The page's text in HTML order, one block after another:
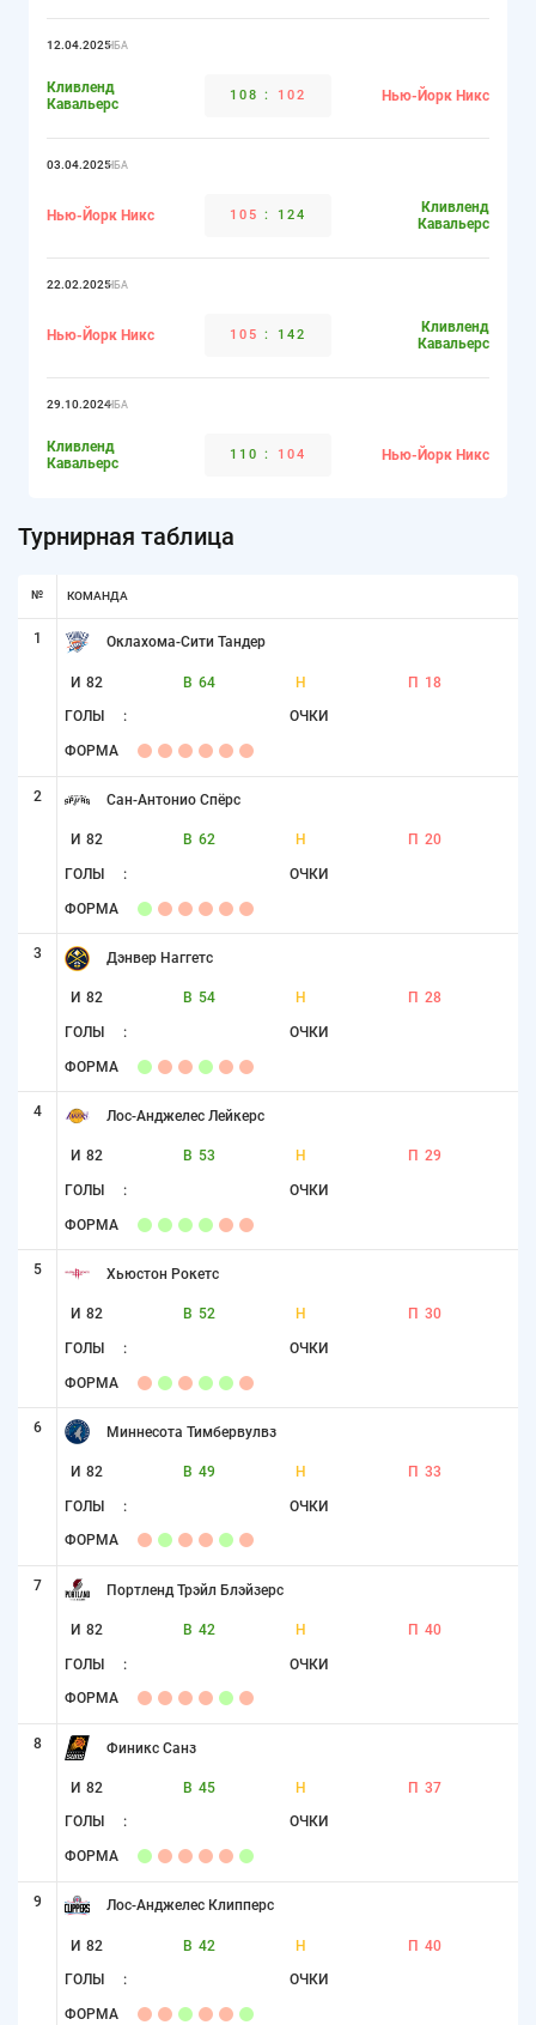
12.04.2025НБА
Кливленд
Кавальерс
108 : 102 Нью-Йорк Никс
03.04.2025НБА
Нью-Йорк Никс 105 : 124
Кливленд
Кавальерс
22.02.2025НБА
Нью-Йорк Никс 105 : 142
Кливленд
Кавальерс
29.10.2024НБА
Кливленд
Кавальерс
110 : 104 Нью-Йорк Никс
Турнирная таблица
№ КОМАНДА
1 Оклахома-Сити Тандер
И 82 В 64 Н П 18
ГОЛЫ : ОЧКИ
ФОРМА
2 Сан-Антонио Спёрс
И 82 В 62 Н П 20
ГОЛЫ : ОЧКИ
ФОРМА
3 Дэнвер Наггетс
И 82 В 54 Н П 28
ГОЛЫ : ОЧКИ
ФОРМА
4 Лос-Анджелес Лейкерс
И 82 В 53 Н П 29
ГОЛЫ : ОЧКИ
ФОРМА
5 Хьюстон Рокетс
И 82 В 52 Н П 30
ГОЛЫ : ОЧКИ
ФОРМА
6 Миннесота Тимбервулвз
И 82 В 49 Н П 33
ГОЛЫ : ОЧКИ
ФОРМА
7 Портленд Трэйл Блэйзерс
И 82 В 42 Н П 40
ГОЛЫ : ОЧКИ
ФОРМА
8 Финикс Санз
И 82 В 45 Н П 37
ГОЛЫ : ОЧКИ
ФОРМА
9 Лос-Анджелес Клипперс
И 82 В 42 Н П 40
ГОЛЫ : ОЧКИ
ФОРМА